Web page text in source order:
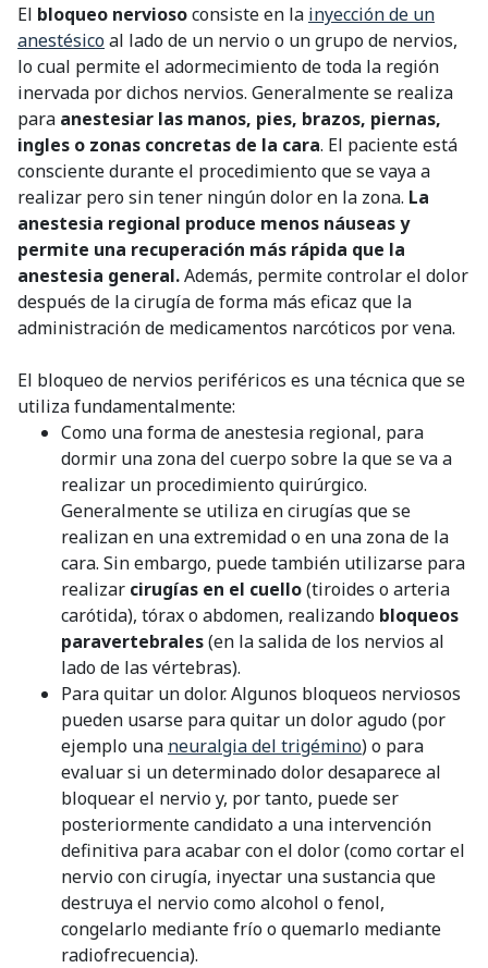
El bloqueo nerviosoconsiste en la inyección de un
anestésicoal lado de un nervio o un grupo de nervios,
lo cual permite el adormecimiento de toda la región
inervada por dichos nervios. Generalmente se realiza
para anestesiar las manos, pies, brazos, piernas,
ingles o zonas concretas de la cara. El paciente está
consciente durante el procedimiento que se vaya a
realizar pero sin tener ningún dolor en la zona. La
anestesia regional produce menos náuseas y
permite una recuperación más rápida que la
anestesia general.Además, permite controlar el dolor
después de la cirugía de forma más eficaz que la
administración de medicamentos narcóticos por vena.
El bloqueo de nervios periféricos es una técnica que se
utiliza fundamentalmente:
Como una forma de anestesia regional, para
dormir una zona del cuerpo sobre la que se va a
realizar un procedimiento quirúrgico.
Generalmente se utiliza en cirugías que se
realizan en una extremidad o en una zona de la
cara. Sin embargo, puede también utilizarse para
realizar cirugías en el cuello(tiroides o arteria
carótida), tórax o abdomen, realizando bloqueos
paravertebrales(en la salida de los nervios al
lado de las vértebras).
Para quitar un dolor. Algunos bloqueos nerviosos
pueden usarse para quitar un dolor agudo (por
ejemplo una neuralgia del trigémino) o para
evaluar si un determinado dolor desaparece al
bloquear el nervio y, por tanto, puede ser
posteriormente candidato a una intervención
definitiva para acabar con el dolor (como cortar el
nervio con cirugía, inyectar una sustancia que
destruya el nervio como alcohol o fenol,
congelarlo mediante frío o quemarlo mediante
radiofrecuencia).